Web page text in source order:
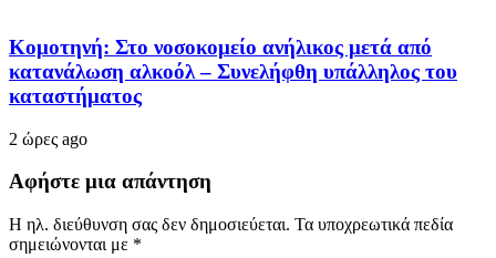
Κομοτηνή: Στο νοσοκομείο ανήλικος μετά από
κατανάλωση αλκοόλ – Συνελήφθη υπάλληλος του
καταστήματος
2 ώρες ago
Αφήστε μια απάντηση
Η ηλ. διεύθυνση σας δεν δημοσιεύεται. Τα υποχρεωτικά πεδία
σημειώνονται με *